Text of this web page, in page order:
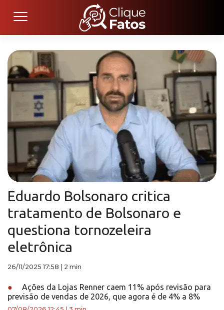
Eduardo Bolsonaro critica
tratamento de Bolsonaro e
questiona tornozeleira
eletrônica
26/11/2025 17:58 2 min
●
Ações da Lojas Renner caem 11% após revisão para
previsão de vendas de 2026, que agora é de 4% a 8%